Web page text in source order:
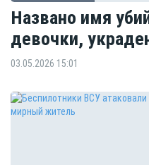
Названо имя
девочки,
03.05.2026 15:01